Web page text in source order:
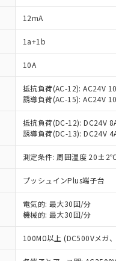
12mA
1a+1b
10A
抵抗負荷(AC-12): AC24V 10A/
誘導負荷(AC-15): AC24V
抵抗負荷(DC-12): DC24V 8A/
誘導負荷(DC-13): DC24V 4A/
測定条件: 周囲温度 20±2℃、
プッシュインPlus端子台
電気的: 最大30回/分
機械的: 最大30回/分
100MΩ以上 (DC500Vメガ、点
だき、同意のうえ
制御機器事業取扱
および標準価格
いただくもので
扱商品の中には、
となる商品もある
令（10物質）の
提供可能な商品で
（10物質）の非含
替える予定のある
指令（10物質）の
、対応品を出す予
指令（10物質）の
中または確認中の
など無形物で、有
商品です。
含有部品として
明した場合などや
有率が中国RoHSの
示します。
率が中国RoHSの
を示します。
製品のうち、外国